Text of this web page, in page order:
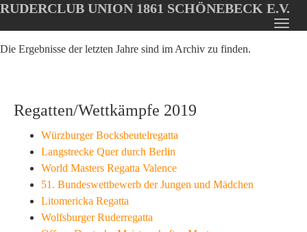
Oops, an error occurred! Code: 20260809141618f2878f8d
to
RUDERCLUB UNION 1861 SCHÖNEBECK E.V.
Die Ergebnisse der letzten Jahre sind im Archiv zu finden.
Regatten/Wettkämpfe 2019
Würzburger Bocksbeutelregatta
Langstrecke Quer durch Berlin
World Masters Regatta Valence
51. Bundeswettbewerb der Jungen und Mädchen
Litomericka Regatta
Wolfsburger Ruderregatta